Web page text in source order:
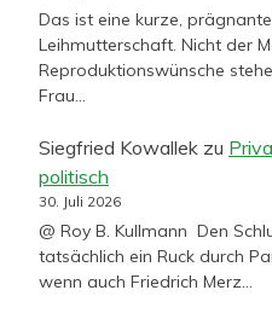
Das ist eine kurze,
Leihmutterschaft. Nicht der
Reproduktionswünsche
Frau…
Siegfried Kowallek zu
politisch
30. Juli 2026
@ Roy B. Kullmann Den
tatsächlich ein Ruck durch
wenn auch Friedrich Merz…